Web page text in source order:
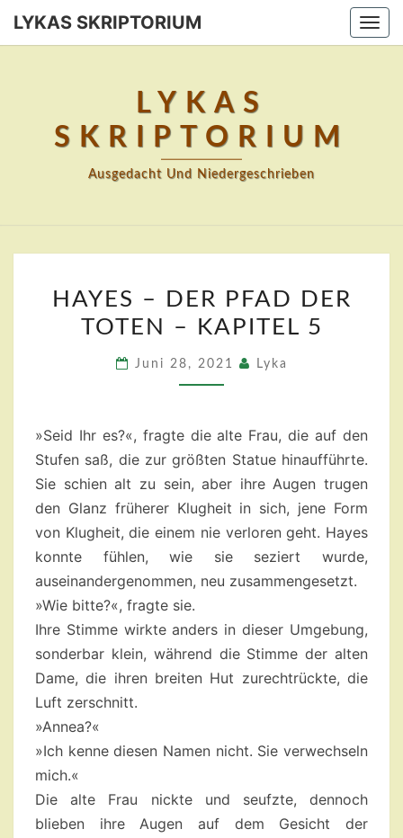
Skip
LYKAS SKRIPTORIUM
LYKAS
SKRIPTORIUM
Ausgedacht Und Niedergeschrieben
–
DER
HAYES – DER PFAD DER
TOTEN – KAPITEL 5
Juni 28, 2021 Lyka
»Seid Ihr es?«, fragte die alte Frau, die auf den
Stufen saß, die zur größten Statue hinaufführte.
Sie schien alt zu sein, aber ihre Augen trugen
den Glanz früherer Klugheit in sich, jene Form
von Klugheit, die einem nie verloren geht. Hayes
konnte fühlen, wie sie seziert wurde,
auseinandergenommen, neu zusammengesetzt.
»Wie bitte?«, fragte sie.
Ihre Stimme wirkte anders in dieser Umgebung,
sonderbar klein, während die Stimme der alten
Dame, die ihren breiten Hut zurechtrückte, die
Luft zerschnitt.
»Annea?«
»Ich kenne diesen Namen nicht. Sie verwechseln
mich.«
Die alte Frau nickte und seufzte, dennoch
blieben ihre Augen auf dem Gesicht der